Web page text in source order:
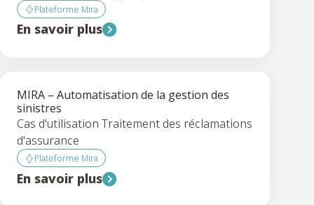
Plateforme Mira
En savoir plus
MIRA – Automatisation de la gestion des
sinistres
Cas d'utilisation Traitement des réclamations
d'assurance
Plateforme Mira
En savoir plus